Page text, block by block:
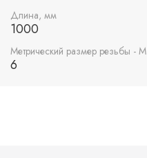
Длина, мм
1000
Метрический размер резьбы - М
6